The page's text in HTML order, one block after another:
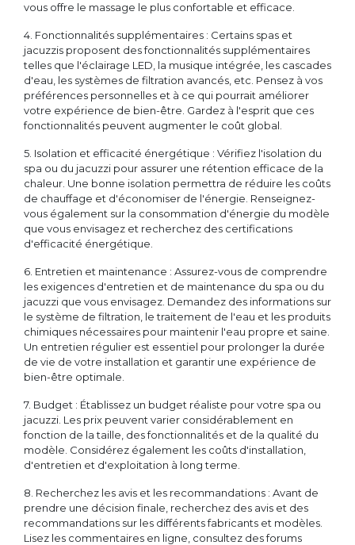
vous offre le massage le plus confortable et efficace.
4. Fonctionnalités supplémentaires : Certains spas et
jacuzzis proposent des fonctionnalités supplémentaires
telles que l'éclairage LED, la musique intégrée, les cascades
d'eau, les systèmes de filtration avancés, etc. Pensez à vos
préférences personnelles et à ce qui pourrait améliorer
votre expérience de bien-être. Gardez à l'esprit que ces
fonctionnalités peuvent augmenter le coût global.
5. Isolation et efficacité énergétique : Vérifiez l'isolation du
spa ou du jacuzzi pour assurer une rétention efficace de la
chaleur. Une bonne isolation permettra de réduire les coûts
de chauffage et d'économiser de l'énergie. Renseignez-
vous également sur la consommation d'énergie du modèle
que vous envisagez et recherchez des certifications
d'efficacité énergétique.
6. Entretien et maintenance : Assurez-vous de comprendre
les exigences d'entretien et de maintenance du spa ou du
jacuzzi que vous envisagez. Demandez des informations sur
le système de filtration, le traitement de l'eau et les produits
chimiques nécessaires pour maintenir l'eau propre et saine.
Un entretien régulier est essentiel pour prolonger la durée
de vie de votre installation et garantir une expérience de
bien-être optimale.
7. Budget : Établissez un budget réaliste pour votre spa ou
jacuzzi. Les prix peuvent varier considérablement en
fonction de la taille, des fonctionnalités et de la qualité du
modèle. Considérez également les coûts d'installation,
d'entretien et d'exploitation à long terme.
8. Recherchez les avis et les recommandations : Avant de
prendre une décision finale, recherchez des avis et des
recommandations sur les différents fabricants et modèles.
Lisez les commentaires en ligne, consultez des forums